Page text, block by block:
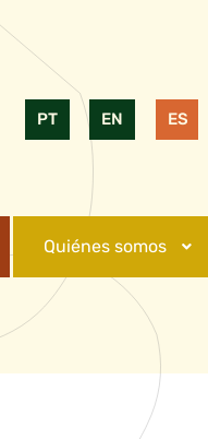
PT EN ES
Quiénes somos